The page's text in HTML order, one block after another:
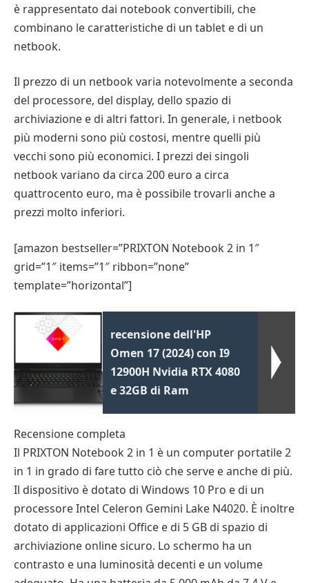
è rappresentato dai notebook convertibili, che
combinano le caratteristiche di un tablet e di un
netbook.
Il prezzo di un netbook varia notevolmente a seconda
del processore, del display, dello spazio di
archiviazione e di altri fattori. In generale, i netbook
più moderni sono più costosi, mentre quelli più
vecchi sono più economici. I prezzi dei singoli
netbook variano da circa 200 euro a circa
quattrocento euro, ma è possibile trovarli anche a
prezzi molto inferiori.
[amazon bestseller=”PRIXTON Notebook 2 in 1″
grid=”1″ items=”1″ ribbon=”none”
template=”horizontal”]
recensione dell'HP
Omen 17 (2024) con I9
12900H Nvidia RTX 4080
e 32GB di Ram
Recensione completa
Il PRIXTON Notebook 2 in 1 è un computer portatile 2
in 1 in grado di fare tutto ciò che serve e anche di più.
Il dispositivo è dotato di Windows 10 Pro e di un
processore Intel Celeron Gemini Lake N4020. È inoltre
dotato di applicazioni Office e di 5 GB di spazio di
archiviazione online sicuro. Lo schermo ha un
contrasto e una luminosità decenti e un volume